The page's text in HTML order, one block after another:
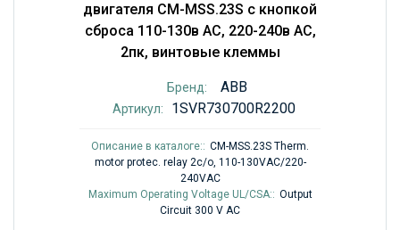
двигателя CM-MSS.23S с кнопкой
сброса 110-130в AC, 220-240в AC,
2пк, винтовые клеммы
Бренд: ABB
Артикул: 1SVR730700R2200
Описание в каталоге:: CM-MSS.23S Therm.
motor protec. relay 2c/o, 110-130VAC/220-
240VAC
Maximum Operating Voltage UL/CSA:: Output
Circuit 300 V AC